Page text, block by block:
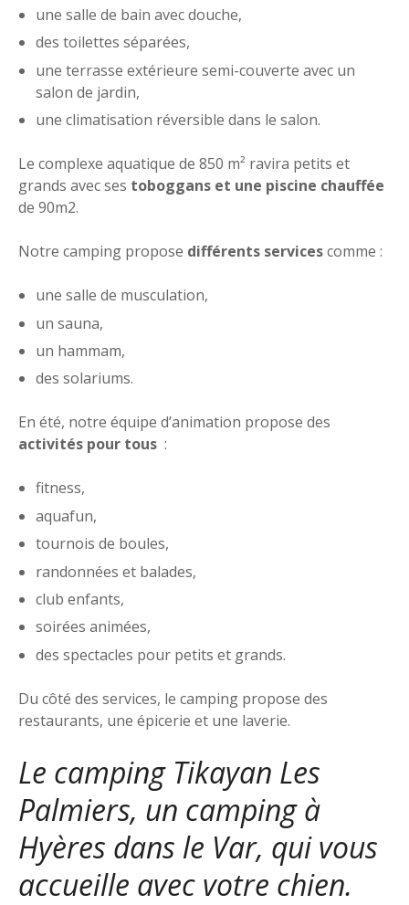
une salle de bain avec douche,
des toilettes séparées,
une terrasse extérieure semi-couverte avec un
salon de jardin,
une climatisation réversible dans le salon.
Le complexe aquatique de 850 m² ravira petits et
grands avec ses toboggans et une piscine chauffée
de 90m2.
Notre camping propose différents servicescomme :
une salle de musculation,
un sauna,
un hammam,
des solariums.
En été, notre équipe d’animation propose des
activités pour tous :
fitness,
aquafun,
tournois de boules,
randonnées et balades,
club enfants,
soirées animées,
des spectacles pour petits et grands.
Du côté des services, le camping propose des
restaurants, une épicerie et une laverie.
Le camping Tikayan Les
Palmiers, un camping à
Hyères dans le Var, qui vous
accueille avec votre chien.